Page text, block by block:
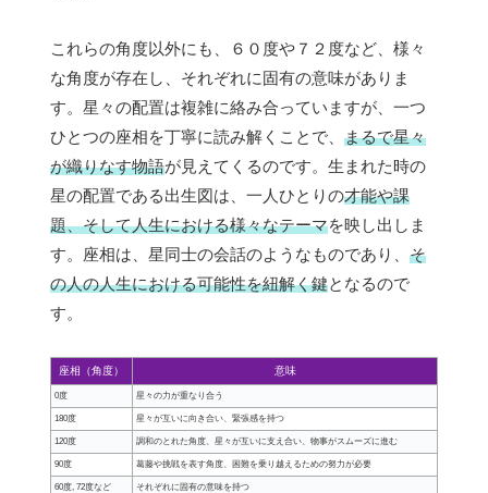
これらの角度以外にも、６０度や７２度など、様々
な角度が存在し、それぞれに固有の意味がありま
す。星々の配置は複雑に絡み合っていますが、一つ
ひとつの座相を丁寧に読み解くことで、 まるで星々
が織りなす物語が見えてくるのです。生まれた時の
星の配置である出生図は、一人ひとりの才能や課
題、そして人生における様々なテーマを映し出しま
す。座相は、星同士の会話のようなものであり、 そ
の人の人生における可能性を紐解く鍵となるので
す。
座相（角度） 意味
0度 星々の力が重なり合う
180度 星々が互いに向き合い、緊張感を持つ
120度 調和のとれた角度、星々が互いに支え合い、物事がスムーズに進む
90度 葛藤や挑戦を表す角度、困難を乗り越えるための努力が必要
60度, 72度など それぞれに固有の意味を持つ